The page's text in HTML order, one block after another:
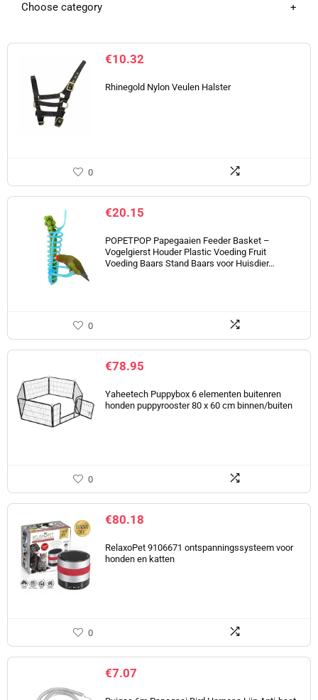
Choose category
€10.32
Rhinegold Nylon Veulen Halster
0
€20.15
POPETPOP Papegaaien Feeder Basket –
Vogelgierst Houder Plastic Voeding Fruit
Voeding Baars Stand Baars voor Huisdier…
0
€78.95
Yaheetech Puppybox 6 elementen buitenren
honden puppyrooster 80 x 60 cm binnen/buiten
0
€80.18
RelaxoPet 9106671 ontspanningssysteem voor
honden en katten
0
€7.07